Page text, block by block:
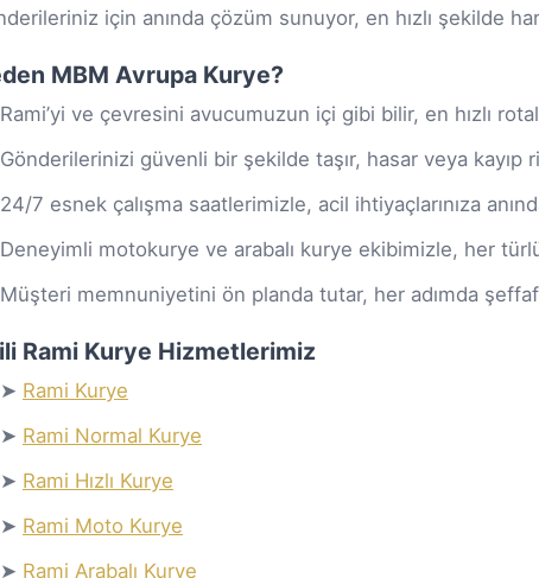
için anında çözüm sunuyor, en hızlı şekilde
MBM Avrupa Kurye?
Rami’yi ve çevresini avucumuzun içi gibi bilir, en hızlı
Gönderilerinizi güvenli bir şekilde taşır, hasar veya kayıp
24/7 esnek çalışma saatlerimizle, acil ihtiyaçlarınıza
Deneyimli motokurye ve arabalı kurye ekibimizle, her
Müşteri memnuniyetini ön planda tutar, her adımda
Rami Kurye Hizmetlerimiz
➤ Rami Kurye
➤ Rami Normal Kurye
➤ Rami Hızlı Kurye
➤ Rami Moto Kurye
➤ Rami Arabalı Kurye